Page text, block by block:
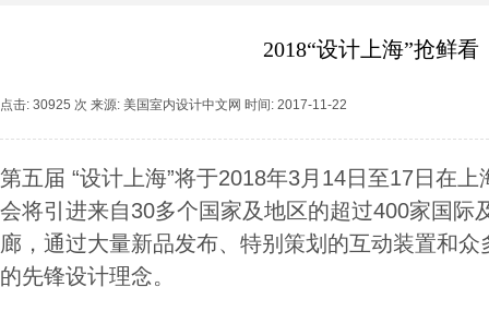
2018“设计上海”抢鲜看
点击: 30925 次 来源: 美国室内设计中文网 时间: 2017-11-22
第五届 “设计上海”将于2018年3月14日至17日在
会将引进来自30多个国家及地区的超过400家国际
廊，通过大量新品发布、特别策划的互动装置和
的先锋设计理念。